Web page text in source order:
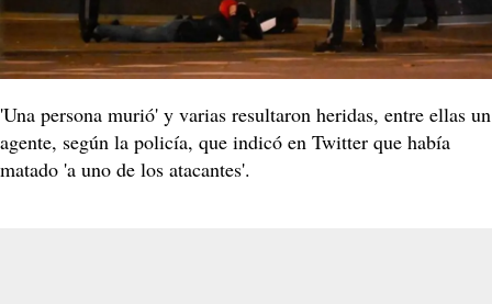
'Una persona murió' y varias resultaron heridas, entre ellas un
agente, según la policía, que indicó en Twitter que había
matado 'a uno de los atacantes'.